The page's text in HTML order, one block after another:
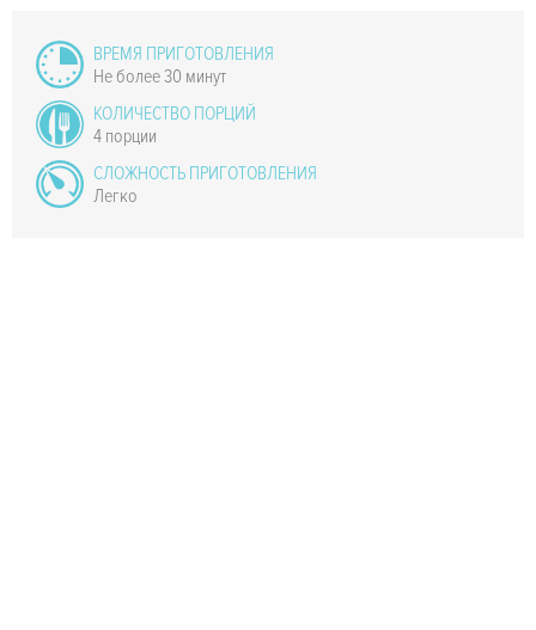
ВРЕМЯ ПРИГОТОВЛЕНИЯ
Не более 30 минут
КОЛИЧЕСТВО ПОРЦИЙ
4 порции
СЛОЖНОСТЬ ПРИГОТОВЛЕНИЯ
Легко